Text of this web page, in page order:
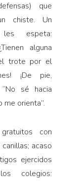
que
chiste. Un
espeta:
alguna
trote por el
¡De pie,
sé hacia
me orienta”.
con
acaso
ejercidos
colegios: